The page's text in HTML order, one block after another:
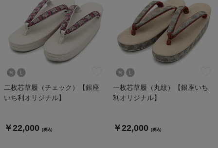
二枚芯草履（チェック）【銀座
いち利オリジナル】
￥22,000 (税込)
一枚芯草履（丸紋）【銀座いち
利オリジナル】
￥22,000 (税込)